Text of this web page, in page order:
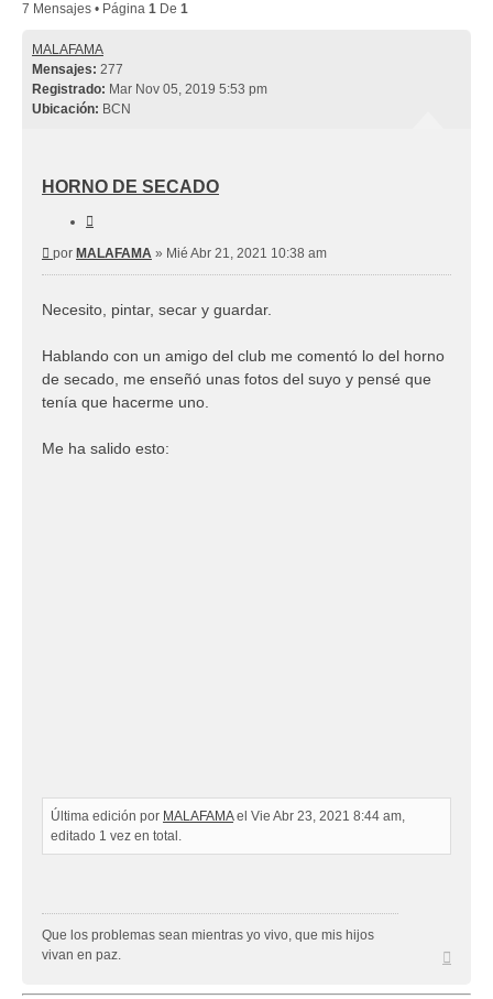
7 Mensajes • Página 1 De 1
MALAFAMA
Mensajes: 277
Registrado: Mar Nov 05, 2019 5:53 pm
Ubicación: BCN
HORNO DE SECADO
Mensaje
por MALAFAMA » Mié Abr 21, 2021 10:38 am
Necesito, pintar, secar y guardar.
Hablando con un amigo del club me comentó lo del horno
de secado, me enseñó unas fotos del suyo y pensé que
tenía que hacerme uno.
Me ha salido esto:
Última edición por MALAFAMAel Vie Abr 23, 2021 8:44 am,
editado 1 vez en total.
Que los problemas sean mientras yo vivo, que mis hijos
vivan en paz.